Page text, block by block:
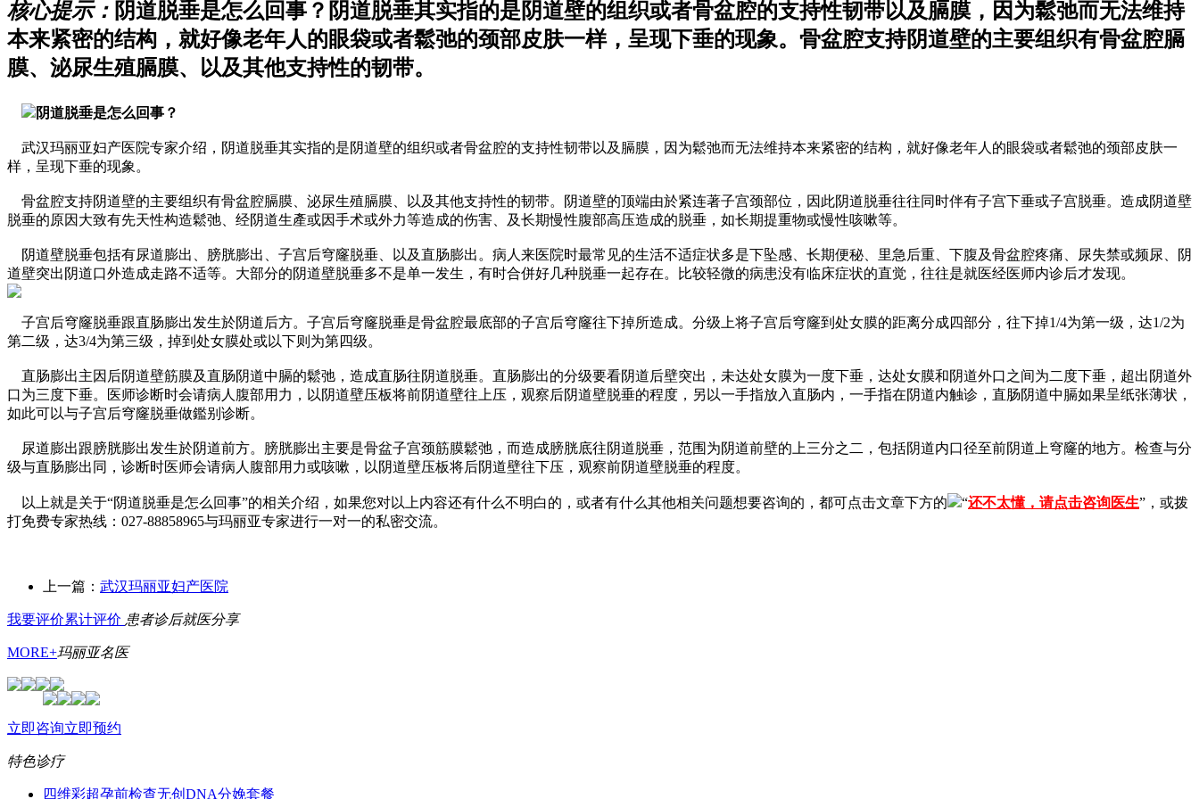
核心提示： 阴道脱垂是怎么回事？阴道脱垂其实指的是阴道壁的组织或者骨盆腔的支持性韧带以及膈膜，因为鬆弛而无法维持
本来紧密的结构，就好像老年人的眼袋或者鬆弛的颈部皮肤一样，呈现下垂的现象。骨盆腔支持阴道壁的主要组织有骨盆腔膈
膜、泌尿生殖膈膜、以及其他支持性的韧带。
阴道脱垂是怎么回事？
武汉玛丽亚妇产医院专家介绍，阴道脱垂其实指的是阴道壁的组织或者骨盆腔的支持性韧带以及膈膜，因为鬆弛而无法维持本来紧密的结构，就好像老年人的眼袋或者鬆弛的颈部皮肤一
样，呈现下垂的现象。
骨盆腔支持阴道壁的主要组织有骨盆腔膈膜、泌尿生殖膈膜、以及其他支持性的韧带。阴道壁的顶端由於紧连著子宫颈部位，因此阴道脱垂往往同时伴有子宫下垂或子宫脱垂。造成阴道壁
脱垂的原因大致有先天性构造鬆弛、经阴道生產或因手术或外力等造成的伤害、及长期慢性腹部高压造成的脱垂，如长期提重物或慢性咳嗽等。
阴道壁脱垂包括有尿道膨出、膀胱膨出、子宫后穹窿脱垂、以及直肠膨出。病人来医院时最常见的生活不适症状多是下坠感、长期便秘、里急后重、下腹及骨盆腔疼痛、尿失禁或频尿、阴
道壁突出阴道口外造成走路不适等。大部分的阴道壁脱垂多不是单一发生，有时合併好几种脱垂一起存在。比较轻微的病患没有临床症状的直觉，往往是就医经医师内诊后才发现。
子宫后穹窿脱垂跟直肠膨出发生於阴道后方。子宫后穹窿脱垂是骨盆腔最底部的子宫后穹窿往下掉所造成。分级上将子宫后穹窿到处女膜的距离分成四部分，往下掉1/4为第一级，达1/2为
第二级，达3/4为第三级，掉到处女膜处或以下则为第四级。
直肠膨出主因后阴道壁筋膜及直肠阴道中膈的鬆弛，造成直肠往阴道脱垂。直肠膨出的分级要看阴道后壁突出，未达处女膜为一度下垂，达处女膜和阴道外口之间为二度下垂，超出阴道外
口为三度下垂。医师诊断时会请病人腹部用力，以阴道壁压板将前阴道壁往上压，观察后阴道壁脱垂的程度，另以一手指放入直肠内，一手指在阴道内触诊，直肠阴道中膈如果呈纸张薄状，
如此可以与子宫后穹窿脱垂做鑑别诊断。
尿道膨出跟膀胱膨出发生於阴道前方。膀胱膨出主要是骨盆子宫颈筋膜鬆弛，而造成膀胱底往阴道脱垂，范围为阴道前壁的上三分之二，包括阴道内口径至前阴道上穹窿的地方。检查与分
级与直肠膨出同，诊断时医师会请病人腹部用力或咳嗽，以阴道壁压板将后阴道壁往下压，观察前阴道壁脱垂的程度。
以上就是关于“阴道脱垂是怎么回事”的相关介绍，如果您对以上内容还有什么不明白的，或者有什么其他相关问题想要咨询的，都可点击文章下方的 “还不太懂，请点击咨询医生”，或拨
打免费专家热线：027-88858965与玛丽亚专家进行一对一的私密交流。
上一篇： 武汉玛丽亚妇产医院
我要评价累计评价 患者诊后就医分享
MORE+玛丽亚名医
立即咨询立即预约
特色诊疗
四维彩超孕前检查无创DNA分娩套餐